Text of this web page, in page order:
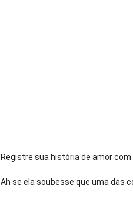
Registre sua história de amor
Ah se ela soubesse que uma das